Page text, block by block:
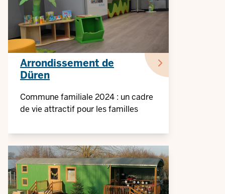
Arrondissement de
Düren
Commune familiale 2024 : un cadre
de vie attractif pour les familles